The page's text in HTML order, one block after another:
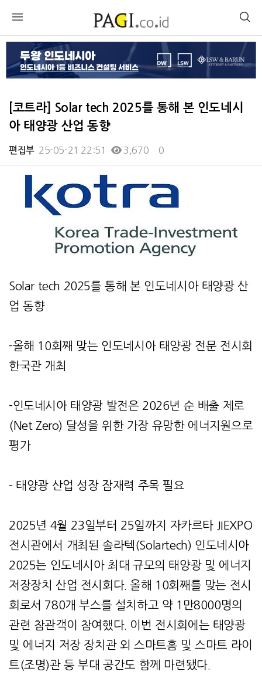
[코트라] Solar tech 2025를 통해 본 인도네시
아 태양광 산업 동향
편집부 25-05-21 22:51 3,670 0
Solar tech 2025를 통해 본 인도네시아 태양광 산
업 동향
-올해 10회째 맞는 인도네시아 태양광 전문 전시회
한국관 개최
-인도네시아 태양광 발전은 2026년 순 배출 제로
(Net Zero) 달성을 위한 가장 유망한 에너지원으로
평가
- 태양광 산업 성장 잠재력 주목 필요
2025년 4월 23일부터 25일까지 자카르타 JIEXPO
전시관에서 개최된 솔라텍(Solartech) 인도네시아
2025는 인도네시아 최대 규모의 태양광 및 에너지
저장장치 산업 전시회다. 올해 10회째를 맞는 전시
회로서 780개 부스를 설치하고 약 1만8000명의
관련 참관객이 참여했다. 이번 전시회에는 태양광
및 에너지 저장 장치관 외 스마트홈 및 스마트 라이
트(조명)관 등 부대 공간도 함께 마련됐다.